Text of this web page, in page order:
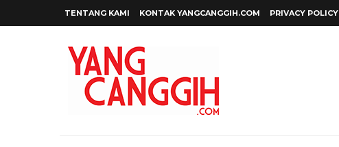
TENTANG KAMI KONTAK YANGCANGGIH.COM PRIVACY POLICY